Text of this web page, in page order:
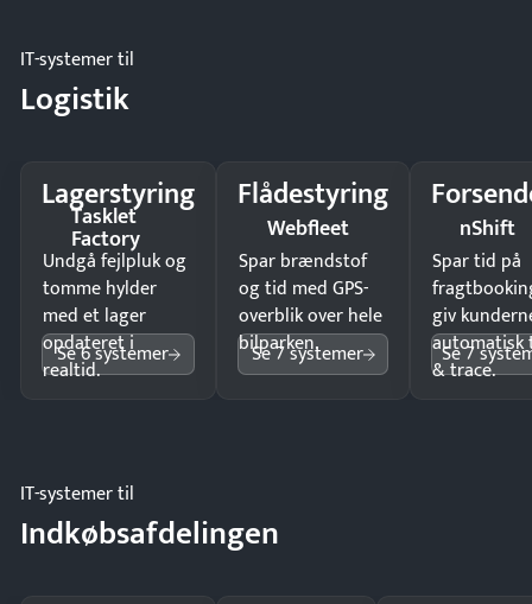
IT-systemer til
Logistik
Lagerstyring
Tasklet
Factory
Undgå fejlpluk og
tomme hylder
med et lager
opdateret i
realtid.
Se 6 systemer
Flådestyring
Webfleet
Spar brændstof
og tid med GPS-
overblik over hele
bilparken.
Se 7 systemer
nShift
Spar tid på
giv
automatisk
& trace.
Se 7
IT-systemer til
Indkøbsafdelingen